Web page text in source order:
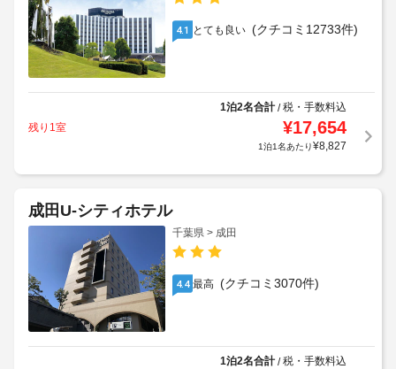
4.1 とても良い (クチコミ12733件)
1泊2名合計/税・手数料込
残り1室
¥17,654
1泊1名あたり¥8,827
成田U-シティホテル
千葉県 > 成田
4.4 最高 (クチコミ3070件)
1泊2名合計/税・手数料込